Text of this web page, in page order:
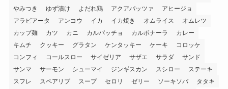
やみつき
ゆず漬け よだれ鶏 アクアパッツァ
アヒージョ
アラビアータ
アンコウ イカ イカ焼き オムライス
オムレツ
カップ麺
カツ カニ カルパッチョ カルボナーラ
カレー
キムチ
クッキー グラタン ケンタッキー ケーキ
コロッケ
コンフィ
コールスロー サイゼリア サザエ サラダ
サンド
サンマ
サーモン シューマイ ジンギスカン スシロー
ステーキ
スフレ
スペアリブ スープ セロリ ゼリー ソーキソバ
タタキ